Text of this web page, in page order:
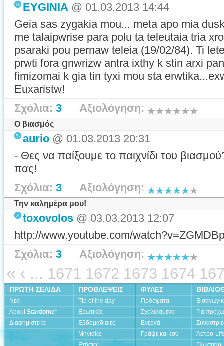
EYGINIA @ 01.03.2013 14:44
Geia sas zygakia mou... meta apo mia
me talaipwrise para polu ta teleutaia tria
psaraki pou pernaw teleia (19/02/84). Ti
prwti fora gnwrizw antra ixthy k stin arxi
fimizomai k gia tin tyxi mou sta
Euxaristw!
Σχόλια: 3 Αξιολόγηση:
Ο βιασμός
aurio @ 01.03.2013 20:31
- Θες να παίξουμε το παιχνίδι του
πας!
Σχόλια: 3 Αξιολόγηση:
Την καλημέρα μου!
toxovolos @ 03.03.2013 12:07
http://www.youtube.com/
Σχόλια: 3 Αξιολόγηση:
« ‹ ... 1671 1672 1673 1674
ΠΡΩΤΗ ΣΕΛΙΔΑ
Νέα
AboutStardome*
Διαφημιστείτε
ΠΡΟΒΛΕΨΕΙΣ
Tip of the day
Ερωτικές
Εβδομαδιαίες
Μηνιαίες
ΦΥΛΕΣ
Πρόσφατα
Σχολιασμένα
Ενεργά
Γράψε και εσύ
Για
Άστρο-